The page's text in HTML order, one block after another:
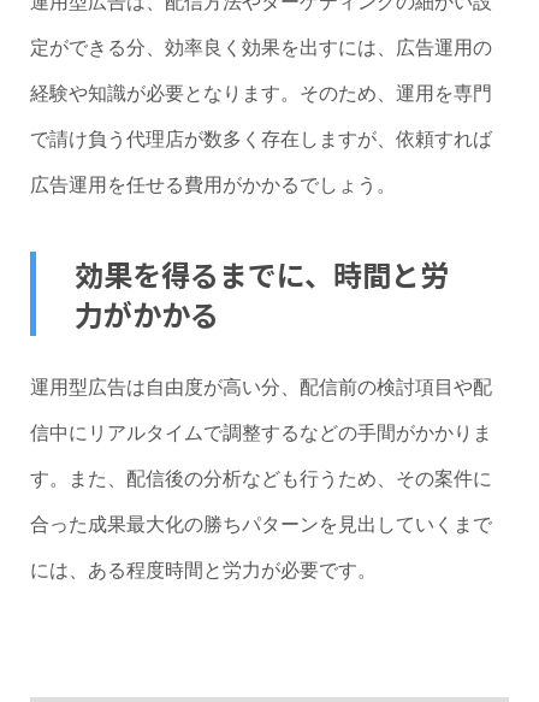
定ができる分、効率良く効果を出すには、広告運用の
経験や知識が必要となります。そのため、運用を専門
で請け負う代理店が数多く存在しますが、依頼すれば
広告運用を任せる費用がかかるでしょう。
効果を得るまでに、時間と労
力がかかる
運用型広告は自由度が高い分、配信前の検討項目や配
信中にリアルタイムで調整するなどの手間がかかりま
す。また、配信後の分析なども行うため、その案件に
合った成果最大化の勝ちパターンを見出していくまで
には、ある程度時間と労力が必要です。